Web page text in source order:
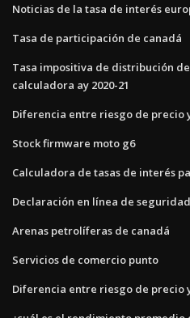
Noticias de la tasa de interés
Tasa de participación de canadá
Tasa impositiva de distribución
calculadora ay 2020-21
Diferencia entre riesgo de precio
Stock firmware moto g6
Calculadora de tasas de interés
Declaración en línea de
Arenas petrolíferas de canadá
Servicios de comercio punto
Diferencia entre riesgo de precio